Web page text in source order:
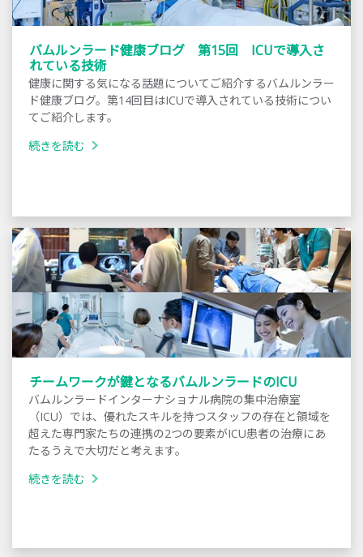
バムルンラード健康ブログ 第15回 ICUで導入さ
れている技術
健康に関する気になる話題についてご紹介するバムルンラー
ド健康ブログ。第14回目はICUで導入されている技術につい
てご紹介します。
続きを読む
チームワークが鍵となるバムルンラードのICU
バムルンラードインターナショナル病院の集中治療室
（ICU）では、優れたスキルを持つスタッフの存在と領域を
超えた専門家たちの連携の2つの要素がICU患者の治療にあ
たるうえで大切だと考えます。
続きを読む